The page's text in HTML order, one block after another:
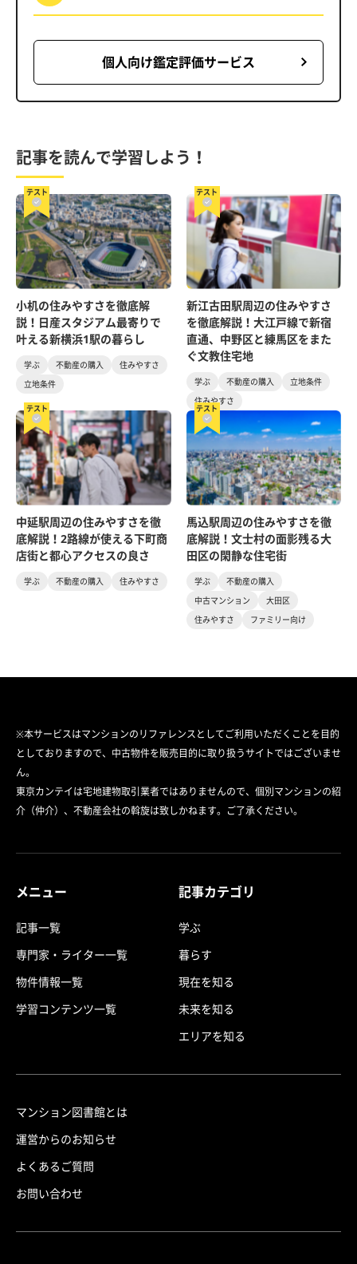
個人向け鑑定評価サービス
記事を読んで学習しよう！
テスト
小机の住みやすさを徹底解
説！日産スタジアム最寄りで
叶える新横浜1駅の暮らし
学ぶ 不動産の購入
住みやすさ
立地条件
テスト
新江古田駅周辺の住みやすさ
を徹底解説！大江戸線で新宿
直通、中野区と練馬区をまた
ぐ文教住宅地
学ぶ 不動産の購入
立地条件
住みやすさ
テスト
中延駅周辺の住みやすさを徹
底解説！2路線が使える下町商
店街と都心アクセスの良さ
学ぶ 不動産の購入 住みやすさ
テスト
馬込駅周辺の住みやすさを徹
底解説！文士村の面影残る大
田区の閑静な住宅街
学ぶ
不動産の購入
中古マンション
大田区
住みやすさ
ファミリー向け
※本サービスはマンションのリファレンスとしてご利用いただくことを目的
としておりますので、中古物件を販売目的に取り扱うサイトではございませ
ん。
東京カンテイは宅地建物取引業者ではありませんので、個別マンションの紹
介（仲介）、不動産会社の斡旋は致しかねます。ご了承ください。
メニュー
記事一覧
専門家・ライター一覧
物件情報一覧
学習コンテンツ一覧
記事カテゴリ
学ぶ
暮らす
現在を知る
未来を知る
エリアを知る
マンション図書館とは
運営からのお知らせ
よくあるご質問
お問い合わせ